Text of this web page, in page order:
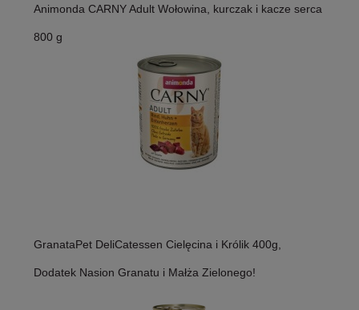
Animonda CARNY Adult Wołowina, kurczak i kacze serca
800 g
GranataPet DeliCatessen Cielęcina i Królik 400g,
Dodatek Nasion Granatu i Małża Zielonego!